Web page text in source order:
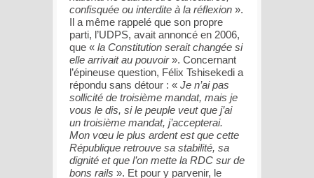
confisquée ou interdite à la réflexion ».
Il a même rappelé que son propre
parti, l’UDPS, avait annoncé en 2006,
que « la Constitution serait changée si
elle arrivait au pouvoir». Concernant
l’épineuse question, Félix Tshisekedi a
répondu sans détour : « Je n’ai pas
sollicité de troisième mandat, mais je
vous le dis, si le peuple veut que j’ai
un troisième mandat, j’accepterai.
Mon vœu le plus ardent est que cette
République retrouve sa stabilité, sa
dignité et que l’on mette la RDC sur de
bons rails ». Et pour y parvenir, le